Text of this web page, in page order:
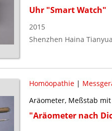
Uhr "Smart Watch"
2015
Shenzhen Haina
Homöopathie|
Aräometer, Meßstab
"Aräometer nach